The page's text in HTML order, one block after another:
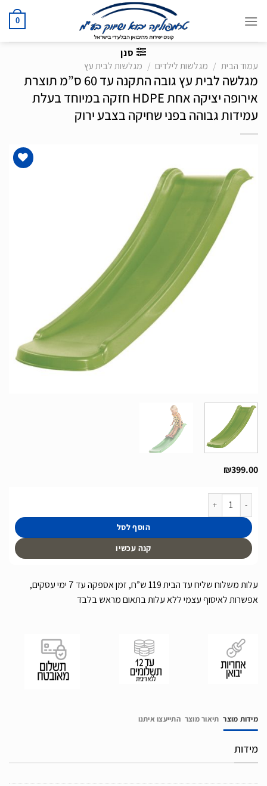
0
סנן
עמוד הבית
/ מגלשות לילדים / מגלשות לבית עץ
מגלשה לבית עץ גובה התקנה עד 60 ס”מ תוצרת
אירופה יציקה אחת HDPE חזקה במיוחד בעלת
עמידות גבוהה בפני שחיקה בצבע ירוק
₪399.00
כמות של מגלשה לבית עץ גובה התקנה עד 60 ס”מ תוצרת אירופה יציקה אחת HDPE חזקה במיוחד בעלת עמידות גבוהה בפני שחיקה בצבע ירוק
הוסף לסל
קנה עכשיו
עלות משלוח שליח עד הבית 119 ש”ח, זמן אספקה עד 7 ימי עסקים,
אפשרות לאיסוף עצמי ללא עלות בתאום מראש בלבד
מידות מוצר תיאור מוצר התייעצו איתנו
מידות